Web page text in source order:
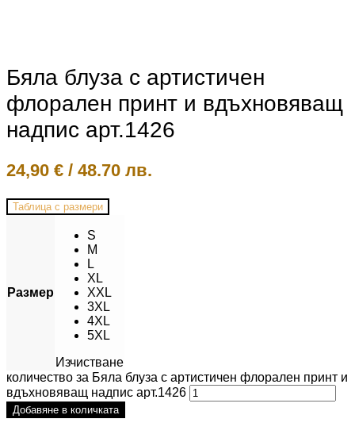
Бяла блуза с артистичен
флорален принт и вдъхновяващ
надпис арт.1426
24,90 € / 48.70 лв.
Таблица с размери
Размер
S
M
L
XL
XXL
3XL
4XL
5XL
Изчистване
количество за Бяла блуза с артистичен флорален принт и
вдъхновяващ надпис арт.1426
Добавяне в количката